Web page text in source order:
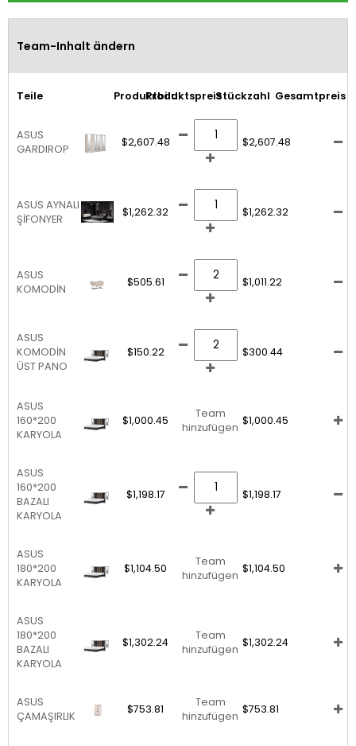
Team-Inhalt ändern
Teile ProduktbildProduktspreisStückzahl Gesamtpreis
ASUS
GARDIROP
$2,607.48 $2,607.48
ASUS AYNALI
ŞİFONYER
$1,262.32 $1,262.32
ASUS
KOMODİN
$505.61 $1,011.22
ASUS
KOMODİN
ÜST PANO
$150.22 $300.44
ASUS
160*200
KARYOLA
$1,000.45
Team
hinzufügen
$1,000.45
ASUS
160*200
BAZALI
KARYOLA
$1,198.17 $1,198.17
ASUS
180*200
KARYOLA
$1,104.50
Team
hinzufügen
$1,104.50
ASUS
180*200
BAZALI
KARYOLA
$1,302.24
Team
hinzufügen
$1,302.24
ASUS
ÇAMAŞIRLIK
$753.81
Team
hinzufügen
$753.81